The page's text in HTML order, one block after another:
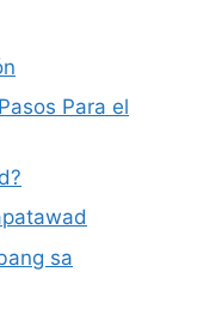
Para el
sa